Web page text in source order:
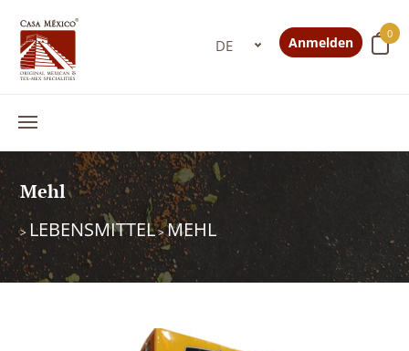
0
Anmelden
Mehl
> LEBENSMITTEL>MEHL